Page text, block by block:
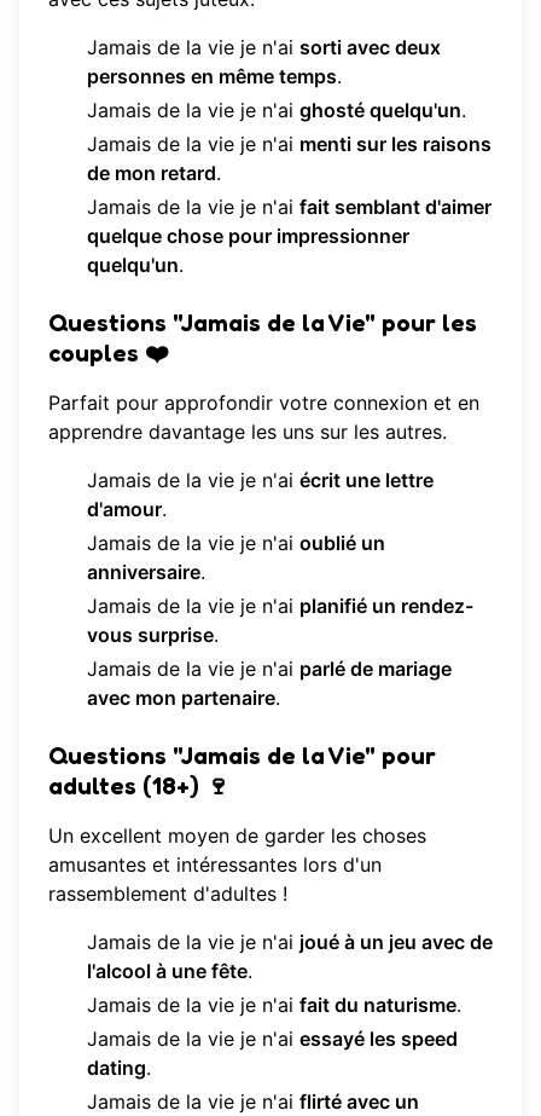
Jamais de la vie je n'ai sorti avec deux
personnes en même temps.
Jamais de la vie je n'ai ghosté quelqu'un.
Jamais de la vie je n'ai menti sur les raisons
de mon retard.
Jamais de la vie je n'ai fait semblant d'aimer
quelque chose pour impressionner
quelqu'un.
Questions "Jamais de la Vie" pour les
couples ❤️
Parfait pour approfondir votre connexion et en
apprendre davantage les uns sur les autres.
Jamais de la vie je n'ai écrit une lettre
d'amour.
Jamais de la vie je n'ai oublié un
anniversaire.
Jamais de la vie je n'ai planifié un rendez-
vous surprise.
Jamais de la vie je n'ai parlé de mariage
avec mon partenaire.
Questions "Jamais de la Vie" pour
adultes (18+) 🍷
Un excellent moyen de garder les choses
amusantes et intéressantes lors d'un
rassemblement d'adultes !
Jamais de la vie je n'ai joué à un jeu avec de
l'alcool à une fête.
Jamais de la vie je n'ai fait du naturisme.
Jamais de la vie je n'ai essayé les speed
dating.
Jamais de la vie je n'ai flirté avec un